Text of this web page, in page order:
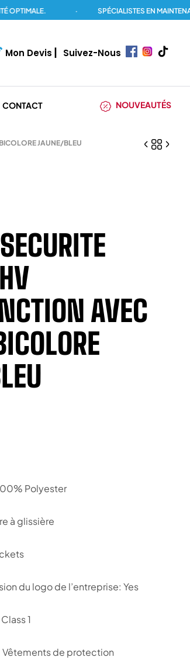
SPÉCIALISTES EN MAINTENANCE
Mon Devis Suivez-Nous
CONTACT NOUVEAUTÉS
JAUNE/BLEU
AVEC
Polyester
à glissière
du logo de l’entreprise: Yes
1
Vêtements de protection